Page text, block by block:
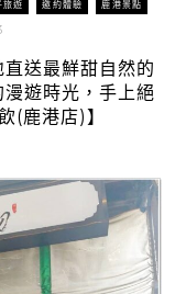
旅遊 邀約體驗 鹿港景點
送最鮮甜自然的
遊時光，手上絕
(鹿港店)】